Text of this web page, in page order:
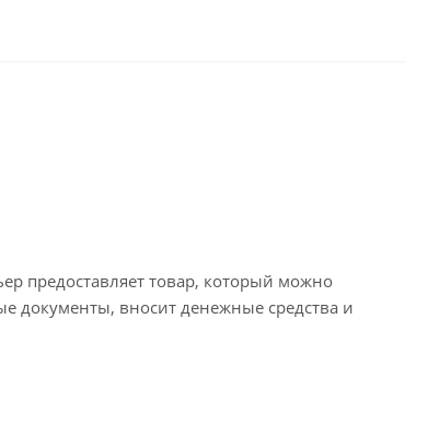
предоставляет товар, который можно
документы, вносит денежные средства и